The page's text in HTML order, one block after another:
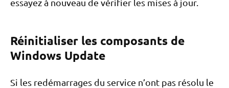
essayez à nouveau de vérifier les mises à jour.
Réinitialiser les composants de
Windows Update
Si les redémarrages du service n’ont pas résolu le